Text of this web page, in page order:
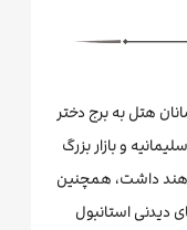
هتل به برج دختر
سلیمانیه و بازار بزرگ
خواهند داشت، همچنین
های دیدنی استانبول